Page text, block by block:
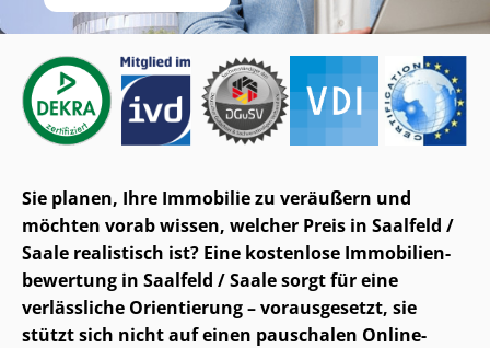
Sie planen, Ihre Immobilie zu veräußern und
möchten vorab wissen, welcher Preis in Saalfeld /
Saale realistisch ist? Eine kostenlose Im­mo­bi­li­en­
be­wer­tung in Saalfeld / Saale sorgt für eine
verlässliche Orientierung – vorausgesetzt, sie
stützt sich nicht auf einen pauschalen Online-